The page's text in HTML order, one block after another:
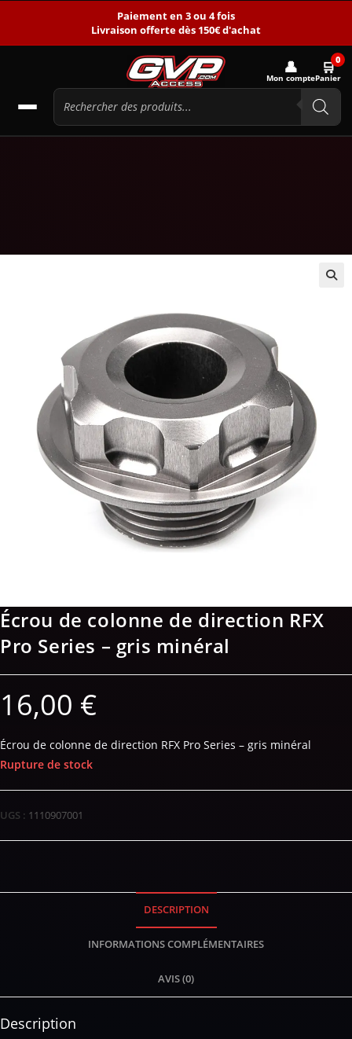
Paiement en 3 ou 4 fois
Livraison offerte dès 150€ d'achat
👤
Mon compte
🛒0
Panier
Écrou de colonne de direction RFX
Pro Series – gris minéral
16,00 €
Écrou de colonne de direction RFX Pro Series – gris minéral
Rupture de stock
UGS : 1110907001
DESCRIPTION
INFORMATIONS COMPLÉMENTAIRES
AVIS (0)
Description